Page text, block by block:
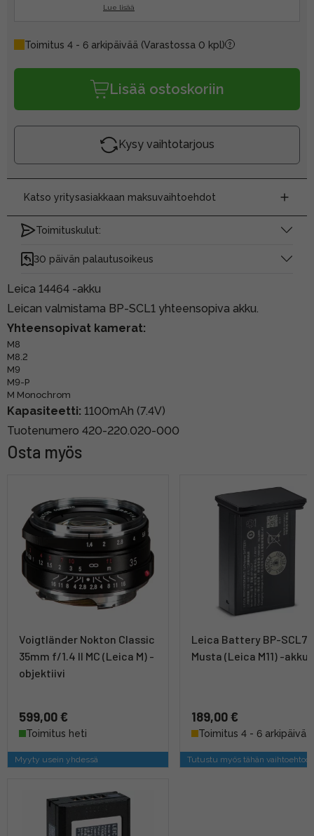
Lue lisää
Toimitus 4 - 6 arkipäivää (Varastossa 0 kpl)
Lisää ostoskoriin
Kysy vaihtotarjous
Katso yritysasiakkaan maksuvaihtoehdot
Toimituskulut:
30 päivän palautusoikeus
Leica 14464 -akku
Leican valmistama BP-SCL1 yhteensopiva akku.
Yhteensopivat kamerat:
M8
M8.2
M9
M9-P
M Monochrom
Kapasiteetti: 1100mAh (7.4V)
Tuotenumero 420-220.020-000
Osta myös
Voigtländer Nokton Classic
35mm f/1.4 II MC (Leica M) -
objektiivi
599,00 €
Toimitus heti
Myyty usein yhdessä
Leica Battery BP-SCL7
Musta (Leica M11) -akku
189,00 €
Toimitus 4 - 6 arkipäivää
Tutustu myös tähän